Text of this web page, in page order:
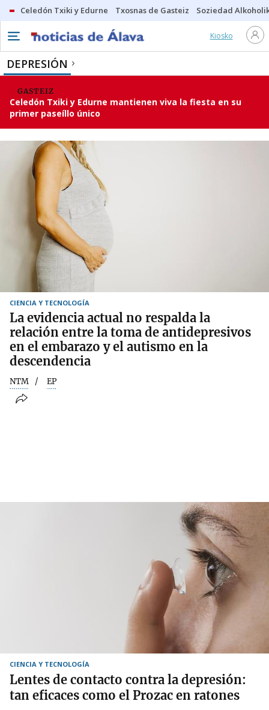
Celedón Txiki y Edurne Txosnas de Gasteiz Soziedad
Kiosko
DEPRESIÓN
GASTEIZ
Celedón Txiki y Edurne mantienen viva la fiesta en su
primer paseíllo único
CIENCIA Y TECNOLOGÍA
La evidencia actual no respalda la
relación entre la toma de antidepresivos
en el embarazo y el autismo en la
descendencia
NTM EP
CIENCIA Y TECNOLOGÍA
Lentes de contacto contra la depresión:
tan eficaces como el Prozac en ratones